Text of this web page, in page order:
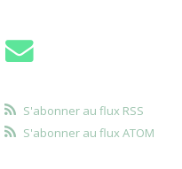
S'abonner au flux RSS
S'abonner au flux ATOM